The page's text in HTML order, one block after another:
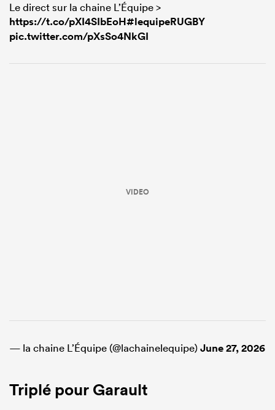
Le direct sur la chaine L’Équipe >
https://t.co/pXI4SIbEoH#lequipeRUGBY
pic.twitter.com/pXsSo4NkGI
VIDEO
— la chaine L’Équipe (@lachainelequipe)June 27, 2026
Triplé pour Garault